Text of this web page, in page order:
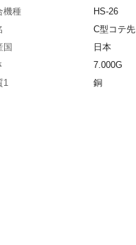
機種
HS-26
C型コテ先
国
日本
7.000G
1
銅